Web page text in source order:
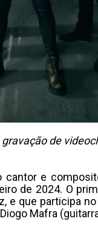
de
e
de 2024. O
que participa
Mafra